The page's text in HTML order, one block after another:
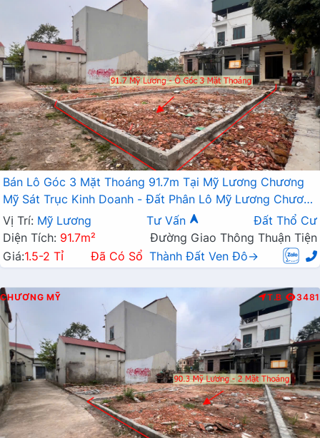
Bán Lô Góc 3 Mặt Thoáng 91.7m Tại Mỹ Lương Chương
Mỹ Sát Trục Kinh Doanh - Đất Phân Lô Mỹ Lương Chương
Mỹ
Vị Trí: Mỹ Lương Tư Vấn
Đất Thổ Cư
Diện Tích: 91.7m²
Đường Giao Thông Thuận Tiện
Giá:1.5-2 Tỉ Đã Có Sổ Thành Đất Ven Đô→
CHƯƠNG MỸ T.B 3481